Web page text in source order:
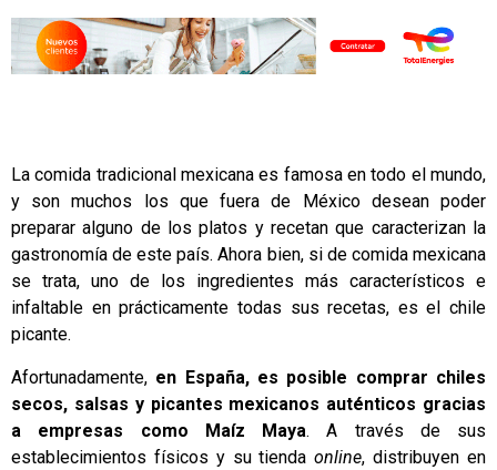
La comida tradicional mexicana es famosa en todo el mundo,
y son muchos los que fuera de México desean poder
preparar alguno de los platos y recetan que caracterizan la
gastronomía de este país. Ahora bien, si de comida mexicana
se trata, uno de los ingredientes más característicos e
infaltable en prácticamente todas sus recetas, es el chile
picante.
Afortunadamente, en España, es posible comprar chiles
secos, salsas y picantes mexicanos auténticos gracias
a empresas como Maíz Maya. A través de sus
establecimientos físicos y su tiendaonline, distribuyen en